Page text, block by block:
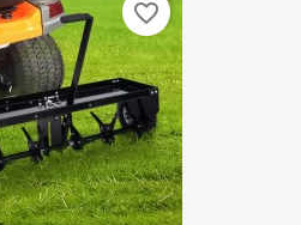
favorite_border